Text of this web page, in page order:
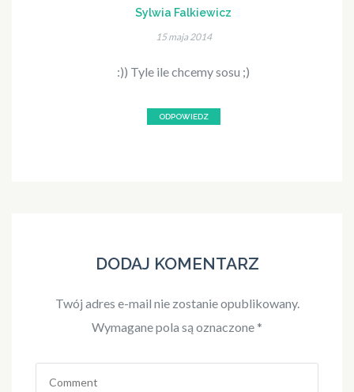
Sylwia Falkiewicz
15 maja 2014
:)) Tyle ile chcemy sosu ;)
ODPOWIEDZ
DODAJ KOMENTARZ
Twój adres e-mail nie zostanie opublikowany.
Wymagane pola są oznaczone *